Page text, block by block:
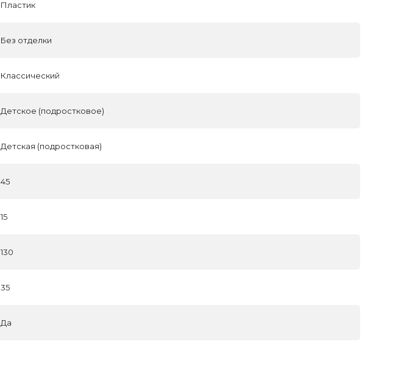
Пластик
Без отделки
Классический
Детское (подростковое)
Детская (подростковая)
45
15
130
35
Да